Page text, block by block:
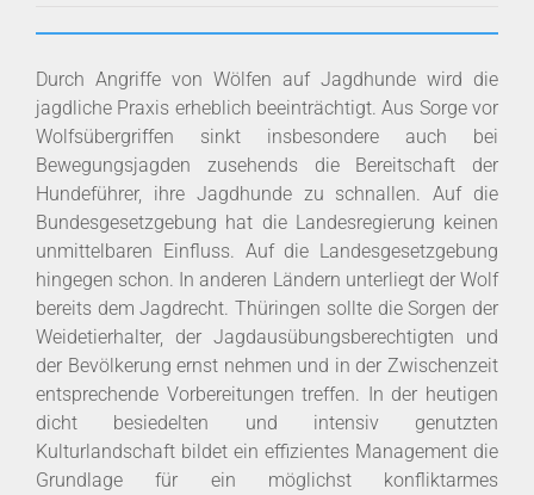
Durch Angriffe von Wölfen auf Jagdhunde wird die
jagdliche Praxis erheblich beeinträchtigt. Aus Sorge vor
Wolfsübergriffen sinkt insbesondere auch bei
Bewegungsjagden zusehends die Bereitschaft der
Hundeführer, ihre Jagdhunde zu schnallen. Auf die
Bundesgesetzgebung hat die Landesregierung keinen
unmittelbaren Einfluss. Auf die Landesgesetzgebung
hingegen schon. In anderen Ländern unterliegt der Wolf
bereits dem Jagdrecht. Thüringen sollte die Sorgen der
Weidetierhalter, der Jagdausübungsberechtigten und
der Bevölkerung ernst nehmen und in der Zwischenzeit
entsprechende Vorbereitungen treffen. In der heutigen
dicht besiedelten und intensiv genutzten
Kulturlandschaft bildet ein effizientes Management die
Grundlage für ein möglichst konfliktarmes